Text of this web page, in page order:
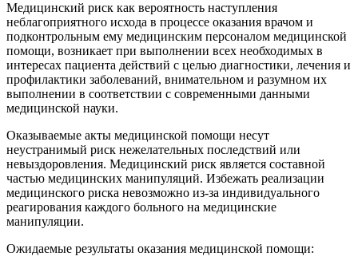
Медицинский риск как вероятность наступления
неблагоприятного исхода в процессе оказания врачом и
подконтрольным ему медицинским персоналом медицинской
помощи, возникает при выполнении всех необходимых в
интересах пациента действий с целью диагностики, лечения и
профилактики заболеваний, внимательном и разумном их
выполнении в соответствии с современными данными
медицинской науки.
Оказываемые акты медицинской помощи несут
неустранимый риск нежелательных последствий или
невыздоровления. Медицинский риск является составной
частью медицинских манипуляций. Избежать реализации
медицинского риска невозможно из-за индивидуального
реагирования каждого больного на медицинские
манипуляции.
Ожидаемые результаты оказания медицинской помощи: